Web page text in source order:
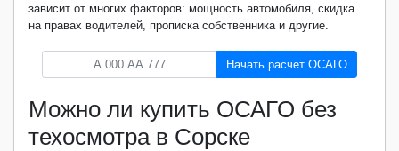
зависит от многих факторов: мощность автомобиля, скидка
на правах водителей, прописка собственника и другие.
Начать расчет ОСАГО
Можно ли купить ОСАГО без
техосмотра в Сорске